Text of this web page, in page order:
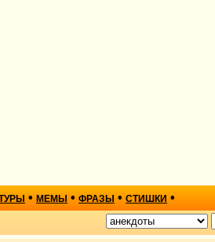
• МЕМЫ • ФРАЗЫ • СТИШКИ •